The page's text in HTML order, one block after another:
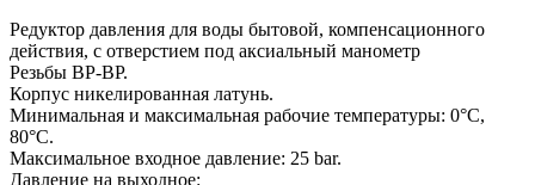
Редуктор давления для воды бытовой, компенсационного
действия, с отверстием под аксиальный манометр
Резьбы ВР-ВР.
Корпус никелированная латунь.
Минимальная и максимальная рабочие температуры: 0°C,
80°C.
Максимальное входное давление: 25 bar.
Давление на выходное: